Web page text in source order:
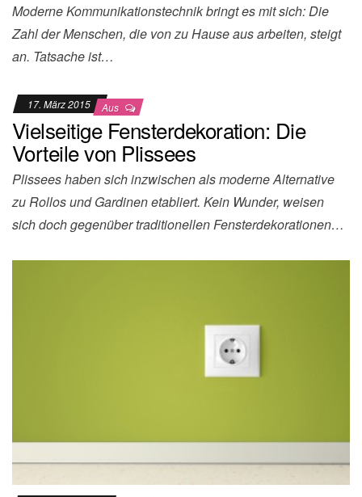
Moderne Kommunikationstechnik bringt es mit sich: Die
Zahl der Menschen, die von zu Hause aus arbeiten, steigt
an. Tatsache ist…
17. März 2015 Aus
Vielseitige Fensterdekoration: Die
Vorteile von Plissees
Plissees haben sich inzwischen als moderne Alternative
zu Rollos und Gardinen etabliert. Kein Wunder, weisen
sich doch gegenüber traditionellen Fensterdekorationen…